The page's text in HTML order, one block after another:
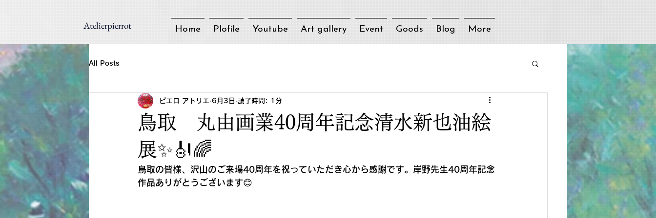
Atelierpierrot Home Plofile Youtube Art gallery Event Goods Blog More
All Posts
鳥取 丸由画業40周年記念清水新也油絵
展✨🎻🌈
ピエロ アトリエ 6月3日 読了時間: 1分
鳥取の皆様、沢山のご来場40周年を祝っていただき心から感謝です。岸野先生40周年記念
作品ありがとうございます😊